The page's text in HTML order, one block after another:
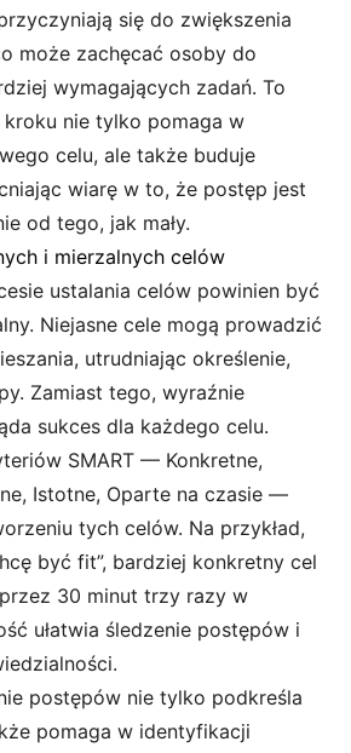
się do zwiększenia
może zachęcać osoby do
wymagających zadań. To
nie tylko pomaga w
celu, ale także buduje
wiarę w to, że postęp jest
od tego, jak mały.
i mierzalnych celów
ustalania celów powinien być
Niejasne cele mogą prowadzić
utrudniając określenie,
Zamiast tego, wyraźnie
sukces dla każdego celu.
SMART — Konkretne,
Istotne, Oparte na czasie —
tych celów. Na przykład,
być fit”, bardziej konkretny cel
30 minut trzy razy w
ułatwia śledzenie postępów i
postępów nie tylko podkreśla
pomaga w identyfikacji